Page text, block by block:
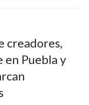
creadores,
Puebla y